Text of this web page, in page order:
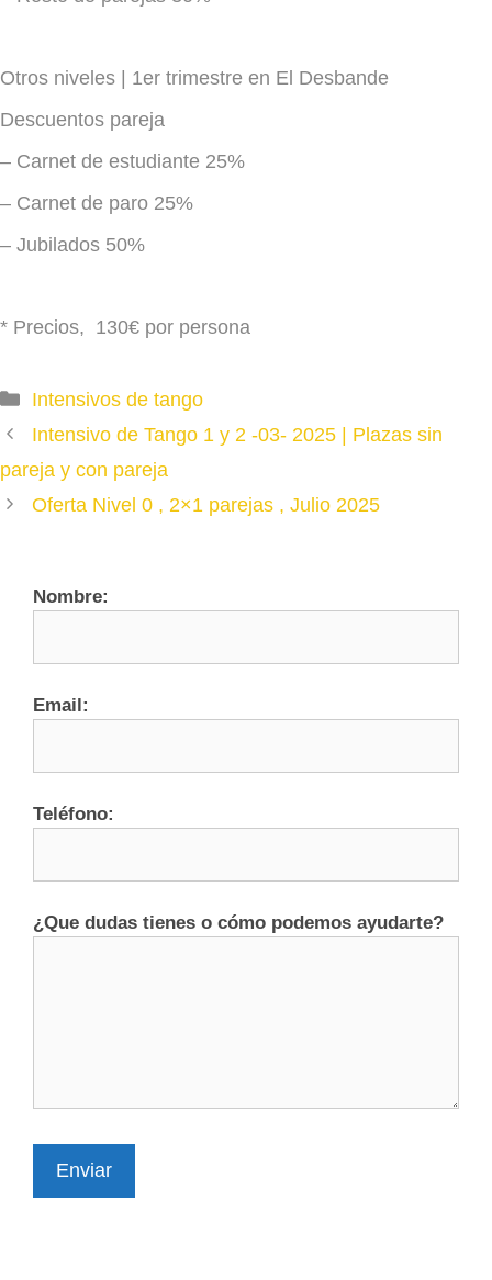
Otros niveles | 1er trimestre en El Desbande
Descuentos pareja
– Carnet de estudiante 25%
– Carnet de paro 25%
– Jubilados 50%
* Precios, 130€ por persona
Categories
Intensivos de tango
Intensivo de Tango 1 y 2 -03- 2025 | Plazas sin
pareja y con pareja
Oferta Nivel 0 , 2×1 parejas , Julio 2025
Nombre:
Email:
Teléfono:
¿Que dudas tienes o cómo podemos ayudarte?
Enviar